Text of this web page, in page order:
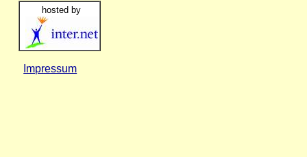
hosted by
Impressum